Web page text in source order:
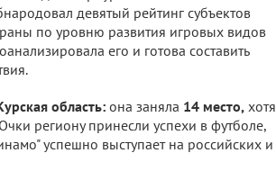
девятый рейтинг субъектов
по уровню развития игровых видов
его и готова составить
область: она заняла 14 место, хотя
региону принесли успехи в футболе,
успешно выступает на российских и